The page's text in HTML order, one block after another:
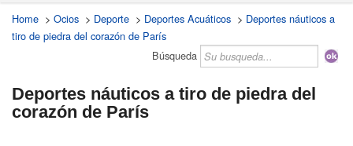
Home > Ocios > Deporte > Deportes Acuáticos > Deportes náuticos a
tiro de piedra del corazón de París
Búsqueda
Deportes náuticos a tiro de piedra del
corazón de París